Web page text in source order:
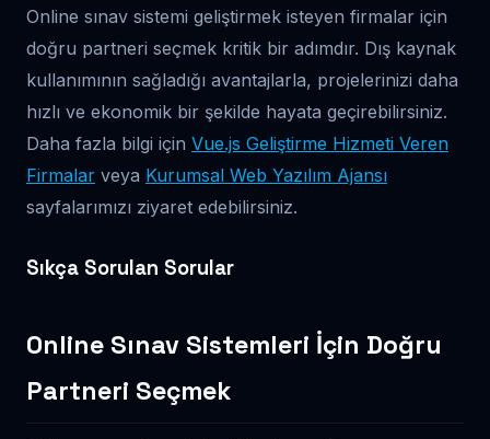
Online sınav sistemi geliştirmek isteyen firmalar için
doğru partneri seçmek kritik bir adımdır. Dış kaynak
kullanımının sağladığı avantajlarla, projelerinizi daha
hızlı ve ekonomik bir şekilde hayata geçirebilirsiniz.
Daha fazla bilgi için Vue.js Geliştirme Hizmeti Veren
Firmalar veya Kurumsal Web Yazılım Ajansı
sayfalarımızı ziyaret edebilirsiniz.
Sıkça Sorulan Sorular
Online Sınav Sistemleri İçin Doğru
Partneri Seçmek